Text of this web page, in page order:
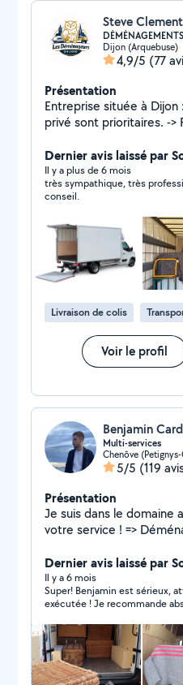
Dijon (Arquebuse)
4,9/5 (77
Présentation
Entreprise située à Dijon : -> Les demandes reçues en
privé sont prioritaires. -> Pour un travail soigné,
téléphone ou en demande privée Pour
en dehors de notre
contacter par téléphone.
Dernier avis laissé par
Il y a plus de 6 mois
très sympathique, très
conseil.
Livraison de colis
Voir le profil
Benjamin
Multi-services
Chenôve
5/5 (119
Présentation
Je suis dans le domaine
votre service ! => Déménagement et aide
électroménager et
Service de débarras
Entretien d'espaces
débroussaillage...) avec
déchets => Montage de meubles en kit toutes marques
N'hésitez pas à me
demandes/questions dans
efficace et soigné !
Dernier avis laissé par
Il y a 6 mois
Super! Benjamin est sérieux,
exécutée ! Je recommande